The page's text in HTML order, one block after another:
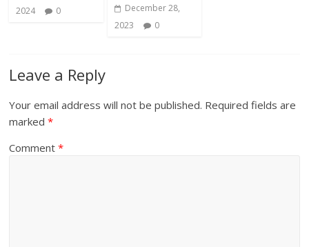
2024
0
December 28,
2023
0
Leave a Reply
Your email address will not be published. Required fields are
marked*
Comment*